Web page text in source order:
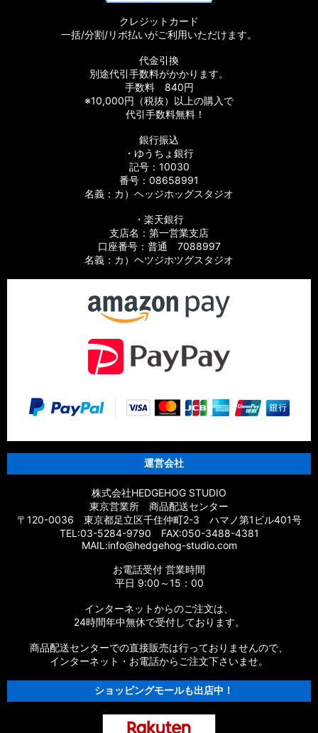
【シマノ】11バイオマスター［BIOMASTER］対応 カスタムパ
【シマノ】08バイオマスター［BIOMASTER］対応 カスタムパ
【シマノ】06バイオマスターMg［BIOMASTER Mg］対応 カ
【シマノ】13-16バイオマスターSW［BIOMASTER SW］対応
【シマノ】10バイオマスターSW［BIOMASTER SW］対応 カ
【シマノ】19スフェロスSW［SPHEROS SW］対応 カスタム
【シマノ】21スフェロスSW［SPHEROS SW］対応 カスタム
【シマノ】14スフェロスSW［SPHEROS SW］対応 カスタム
【シマノ】21エクスセンス［EXSENCE］対応 カスタムパーツ
【シマノ】20エクスセンスBB［EXSENCE BB］対応 カスタム
パーツ
【シマノ】18エクスセンスCI4+［EXSENCE CI4+］対応 カス
タムパーツ
【シマノ】17エクスセンス［EXSENCE］対応 カスタムパーツ
【シマノ】16エクスセンスLB［EXSENCE LB］対応 カスタム
【シマノ】14エクスセンスBB［EXSENCE BB］対応 カスタム
【シマノ】13エクスセンスLB［EXSENCE LB］対応 カスタム
【シマノ】12エクスセンスCI4+［EXSENCE CI4+］対応 カス
タムパーツ
クレジットカード
一括/分割/リボ払いがご利用いただけます。
代金引換
別途代引手数料がかかります。
手数料 840円
※10,000円（税抜）以上の購入で
代引手数料無料！
銀行振込
・ゆうちょ銀行
記号：10030
番号：08658991
名義：カ）ヘッジホッグスタジオ
・楽天銀行
支店名：第一営業支店
口座番号：普通 7088997
名義：カ）ヘツジホツグスタジオ
運営会社
株式会社HEDGEHOG STUDIO
東京営業所 商品配送センター
〒120-0036 東京都足立区千住仲町2-3 ハマノ第1ビル401号
TEL:03-5284-9790 FAX:050-3488-4381
MAIL:info@hedgehog-studio.com
お電話受付 営業時間
平日 9:00～15：00
インターネットからのご注文は、
24時間年中無休で受付しております。
商品配送センターでの直接販売は行っておりませんので、
インターネット・お電話からご注文下さいませ。
ショッピングモールも出店中！